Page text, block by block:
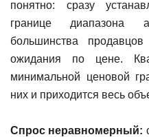
понятно: сразу
границе диапазона
большинства
ожидания по цене.
минимальной ценовой
них и приходится весь
Спрос неравномерный: